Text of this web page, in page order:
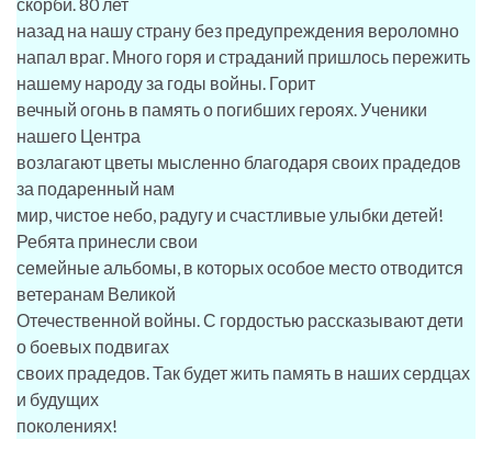
назад на нашу страну без предупреждения вероломно
напал враг. Много горя и страданий пришлось пережить
нашему народу за годы войны. Горит
вечный огонь в память о погибших героях. Ученики
нашего Центра
возлагают цветы мысленно благодаря своих прадедов
за подаренный нам
мир, чистое небо, радугу и счастливые улыбки детей!
Ребята принесли свои
семейные альбомы, в которых особое место отводится
ветеранам Великой
Отечественной войны. С гордостью рассказывают дети
о боевых подвигах
своих прадедов. Так будет жить память в наших сердцах
и будущих
поколениях!